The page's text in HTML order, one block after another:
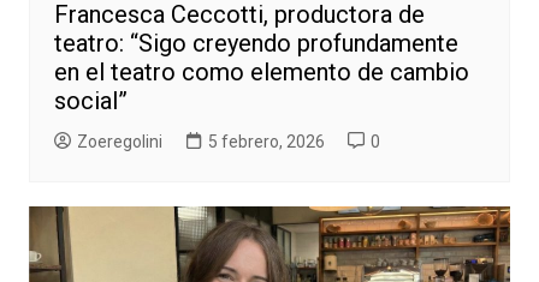
Francesca Ceccotti, productora de
teatro: “Sigo creyendo profundamente
en el teatro como elemento de cambio
social”
Zoeregolini 5 febrero, 2026 0